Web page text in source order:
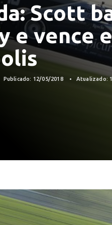
Scott
e vence
Publicado: 12/05/2018 Atualizado: